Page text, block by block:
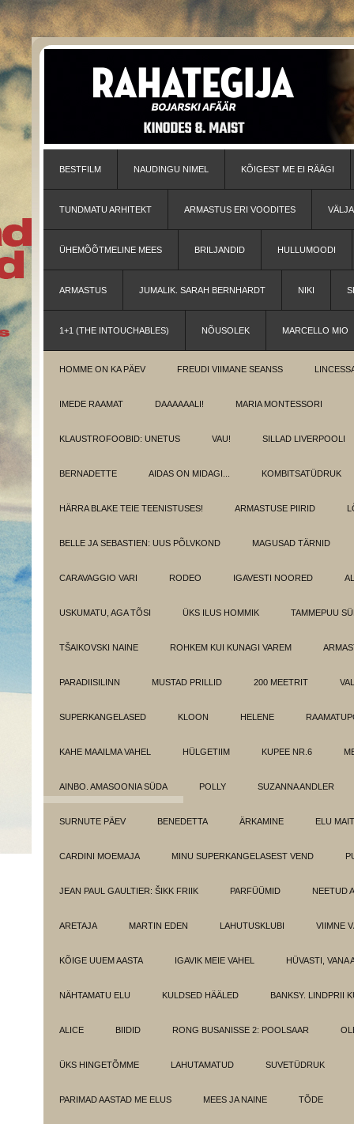
BESTFILM NAUDINGU NIMEL KÕIGEST ME EI RÄÄGI
TUNDMATU ARHITEKT ARMASTUS ERI VOODITES
ÜHEMÕÕTMELINE MEES BRILJANDID HULLUMOODI
ARMASTUS JUMALIK. SARAH BERNHARDT NIKI
1+1 (THE INTOUCHABLES) NÕUSOLEK MARCELLO MIO
HOMME ON KA PÄEV FREUDI VIIMANE SEANSS
IMEDE RAAMAT DAAAAAALI! MARIA MONTESSORI
KLAUSTROFOOBID: UNETUS VAU! SILLAD LIVERPOOLI
BERNADETTE AIDAS ON MIDAGI... KOMBITSATÜDRUK
HÄRRA BLAKE TEIE TEENISTUSES! ARMASTUSE PIIRID
BELLE JA SEBASTIEN: UUS PÕLVKOND MAGUSAD TÄRNID
CARAVAGGIO VARI RODEO IGAVESTI NOORED
USKUMATU, AGA TÕSI ÜKS ILUS HOMMIK TAMMEPUU
TŠAIKOVSKI NAINE ROHKEM KUI KUNAGI VAREM
PARADIISILINN MUSTAD PRILLID 200 MEETRIT
SUPERKANGELASED KLOON HELENE
KAHE MAAILMA VAHEL HÜLGETIIM KUPEE NR.6
AINBO. AMASOONIA SÜDA POLLY SUZANNA ANDLER
SURNUTE PÄEV BENEDETTA ÄRKAMINE ELU
CARDINI MOEMAJA MINU SUPERKANGELASEST VEND
JEAN PAUL GAULTIER: ŠIKK FRIIK PARFÜÜMID NEETUD
ARETAJA MARTIN EDEN LAHUTUSKLUBI VIIMNE
KÕIGE UUEM AASTA IGAVIK MEIE VAHEL HÜVASTI, VANA
NÄHTAMATU ELU KULDSED HÄÄLED BANKSY. LINDPRII
ALICE BIIDID RONG BUSANISSE 2: POOLSAAR
ÜKS HINGETÕMME LAHUTAMATUD SUVETÜDRUK
PARIMAD AASTAD ME ELUS MEES JA NAINE TÕDE